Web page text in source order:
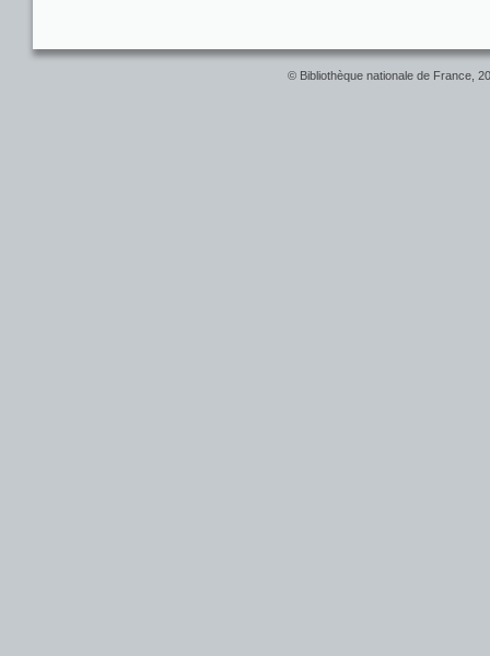
© Bibliothèque nationale de France,